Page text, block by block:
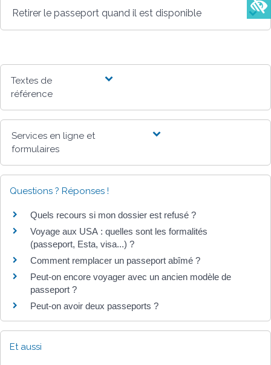
Retirer le passeport quand il est disponible
Textes de
référence
Services en ligne et
formulaires
Questions ? Réponses !
Quels recours si mon dossier est refusé ?
Voyage aux USA : quelles sont les formalités
(passeport, Esta, visa...) ?
Comment remplacer un passeport abîmé ?
Peut-on encore voyager avec un ancien modèle de
passeport ?
Peut-on avoir deux passeports ?
Et aussi